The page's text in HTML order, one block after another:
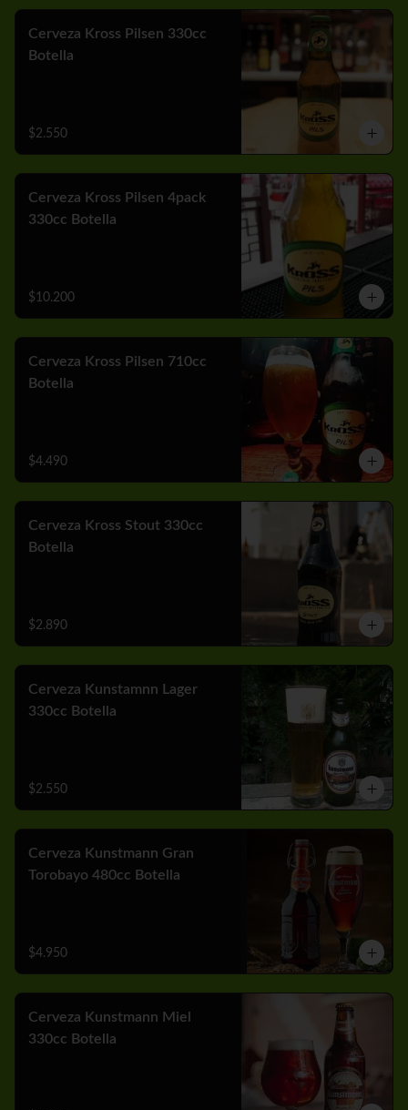
Cerveza Kross Pilsen 330cc
Botella
$2.550
Cerveza Kross Pilsen 4pack
330cc Botella
$10.200
Cerveza Kross Pilsen 710cc
Botella
$4.490
Cerveza Kross Stout 330cc
Botella
$2.890
Cerveza Kunstamnn Lager
330cc Botella
$2.550
Cerveza Kunstmann Gran
Torobayo 480cc Botella
$4.950
Cerveza Kunstmann Miel
330cc Botella